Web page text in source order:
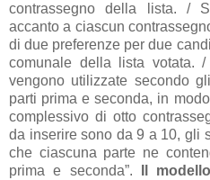
contrassegno della lista. /
accanto a ciascun
di due preferenze per due
comunale della lista votata.
vengono utilizzate secondo
parti prima e seconda, in
complessivo di otto
da inserire sono da 9 a 10, gli
che ciascuna parte ne
prima e seconda”.
Il